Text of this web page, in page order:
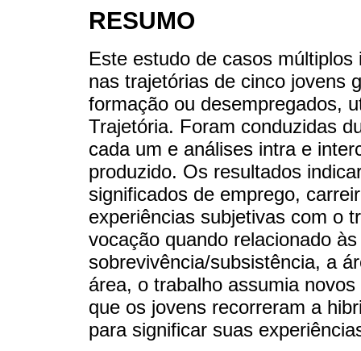
RESUMO
Este estudo de casos
nas trajetórias de cinco jovens
formação ou desempregados,
Trajetória. Foram conduzidas
cada um e análises intra e
produzido. Os resultados
significados de emprego,
experiências subjetivas com o
vocação quando relacionado
sobrevivência/subsistência, a
área, o trabalho assumia
que os jovens recorreram a
para significar suas